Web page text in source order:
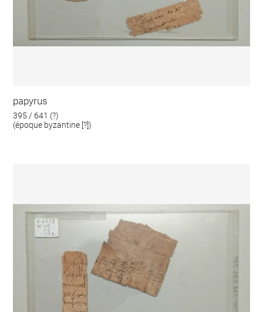
papyrus
395 / 641 (?)
(époque byzantine [?])